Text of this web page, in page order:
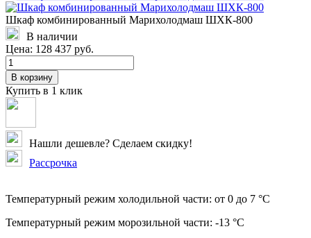
Шкаф комбинированный Марихолодмаш ШХК-800
В наличии
Цена: 128 437 руб.
В корзину
Купить в 1 клик
Нашли дешевле? Сделаем скидку!
Рассрочка
Температурный режим холодильной части: от 0 до 7 °C
Температурный режим морозильной части: -13 °C